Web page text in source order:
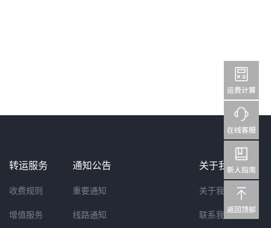
转运服务
收费规则
增值服务
通知公告
重要通知
线路通知
关于我们
关于我们
联系我们